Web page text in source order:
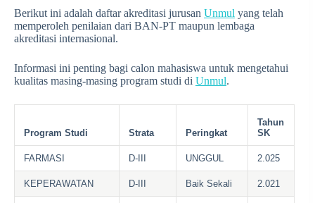
Berikut ini adalah daftar akreditasi jurusan Unmul yang telah
memperoleh penilaian dari BAN-PT maupun lembaga
akreditasi internasional.
Informasi ini penting bagi calon mahasiswa untuk mengetahui
kualitas masing-masing program studi di Unmul.
Program Studi Strata Peringkat
Tahun
SK
FARMASI D-III UNGGUL 2.025
KEPERAWATAN D-III Baik Sekali 2.021